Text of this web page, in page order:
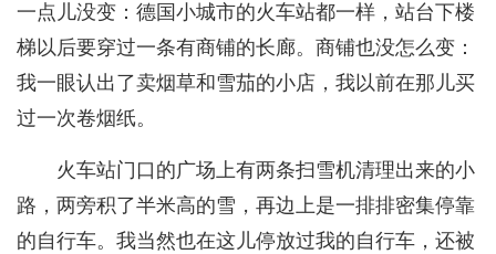
一点儿没变：德国小城市的火车站都一样，站台下楼
梯以后要穿过一条有商铺的长廊。商铺也没怎么变：
我一眼认出了卖烟草和雪茄的小店，我以前在那儿买
过一次卷烟纸。
火车站门口的广场上有两条扫雪机清理出来的小
路，两旁积了半米高的雪，再边上是一排排密集停靠
的自行车。我当然也在这儿停放过我的自行车，还被